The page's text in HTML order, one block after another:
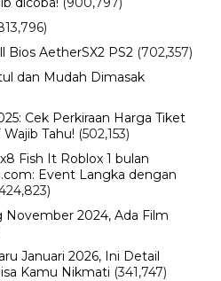
Bios AetherSX2 PS2 (702,357)
dan Mudah Dimasak
Cek Perkiraan Harga Tiket
Tahu! (502,153)
Fish It Roblox 1 bulan
Event Langka dengan
November 2024, Ada Film
Januari 2026, Ini Detail
Kamu Nikmati (341,747)